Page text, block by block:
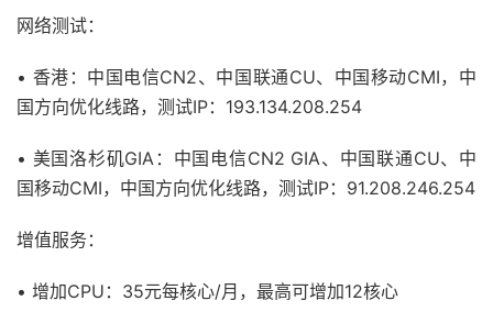
网络测试：
• 香港：中国电信CN2、中国联通CU、中国移动CMI，中
国方向优化线路，测试IP：193.134.208.254
• 美国洛杉矶GIA：中国电信CN2 GIA、中国联通CU、中
国移动CMI，中国方向优化线路，测试IP：91.208.246.254
增值服务：
• 增加CPU：35元每核心/月，最高可增加12核心